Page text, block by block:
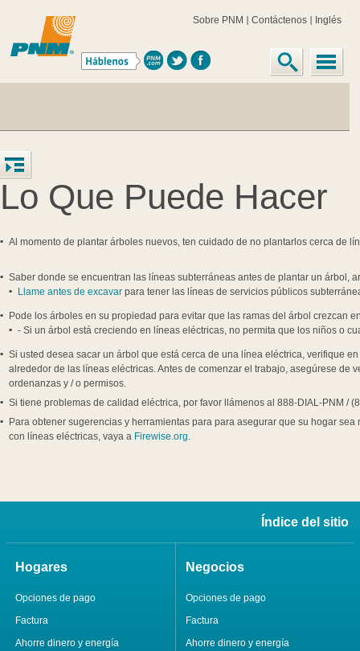
Sobre PNM Contáctenos Inglés
Lo Que Puede Hacer
Al momento de plantar árboles nuevos, ten cuidado de no plantarlos cerca de
Saber donde se encuentran las líneas subterráneas antes de plantar un árbol,
Llame antes de excavar para tener las líneas de servicios públicos
Pode los árboles en su propiedad para evitar que las ramas del árbol crezcan
- Si un árbol está creciendo en líneas eléctricas, no permita que los niños o
Si usted desea sacar un árbol que está cerca de una línea eléctrica, verifique
alrededor de las líneas eléctricas. Antes de comenzar el trabajo, asegúrese de
ordenanzas y / o permisos.
Si tiene problemas de calidad eléctrica, por favor llámenos al 888-DIAL-PNM /
Para obtener sugerencias y herramientas para para asegurar que su hogar
con líneas eléctricas, vaya a Firewise.org.
Índice del sitio
Hogares
Opciones de pago
Factura
Ahorre dinero y energía
Negocios
Opciones de pago
Factura
Ahorre dinero y energía